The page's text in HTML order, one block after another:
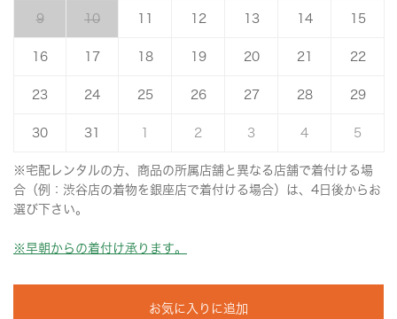
9 10 12 13 14 15
16 17 18 19 20 21 22
23 24 25 26 27 28 29
30 31 2 3 4 5
※宅配レンタルの方、商品の所属店舗と異なる店舗で着付ける場
合（例：渋谷店の着物を銀座店で着付ける場合）は、4日後からお
選び下さい。
※早朝からの着付け承ります。
お気に入りに追加